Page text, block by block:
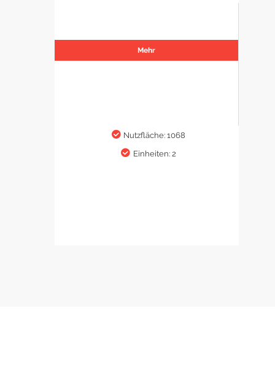
Mehr
Nutzfläche: 1068
Einheiten: 2